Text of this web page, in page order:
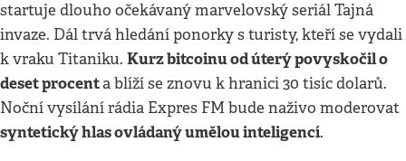
startuje dlouho očekávaný marvelovský seriál Tajná
invaze. Dál trvá hledání ponorky s turisty, kteří se vydali
k vraku Titaniku. Kurz bitcoinu od úterý povyskočil o
deset procenta blíží se znovu k hranici 30 tisíc dolarů.
Noční vysílání rádia Expres FM bude naživo moderovat
syntetický hlas ovládaný umělou inteligencí.